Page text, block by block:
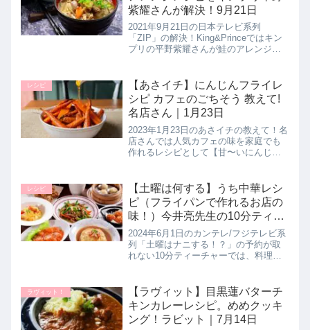
紫耀さんが解決！9月21日
2021年9月21日の日本テレビ系列
「ZIP」の解決！King&Princeではキン
プリの平野紫耀さんが鮭のアレンジレ
決！King&Prince記事一覧はこちら▼前
回(9...
レシピ
【あさイチ】にんじんフライレ
シピ カフェのごちそう 教えて!
名店さん｜1月23日
2023年1月23日のあさイチの教えて！名
店さんでは人気カフェの味を家庭でも
作れるレシピとして【甘〜いにんじん
覧はこちら▼同日に紹介された人気カ
フェのごちそうレシピ▼あさ...
レシピ
【土曜は何する】うち中華レシ
ピ（フライパンで作れるお店の
味！）今井亮先生の10分ティー
チャー｜6月1日
2024年6月1日のカンテレ/フジテレビ系
列「土曜はナニする！？」の予約が取
れない10分ティーチャーでは、料理研
ピを教えてくれたので詳しく紹介しま
す。>>土曜はナニする！？...
ラヴィット！
【ラヴィット】目黒蓮バターチ
キンカレーレシピ。めめクッキ
ング！ラビット｜7月14日